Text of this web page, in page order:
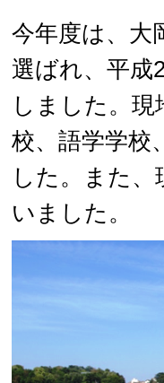
今年度は、大
選ばれ、平成
しました。
校、語学学校
した。また
いました。